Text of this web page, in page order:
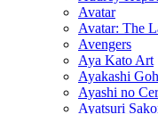
Avatar
Avatar: The
Avengers
Aya Kato Art
Ayakashi
Ayashi no
Ayatsuri